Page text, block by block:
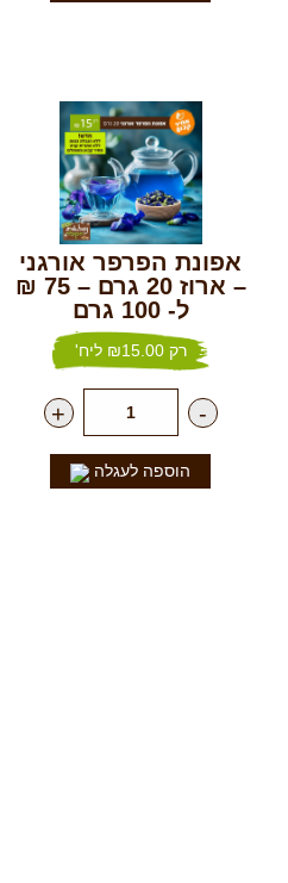
אפונת הפרפר אורגני
– ארוז 20 גרם – 75 ₪
ל- 100 גרם
רק ₪15.00 ליח'
-
+
הוספה לעגלה